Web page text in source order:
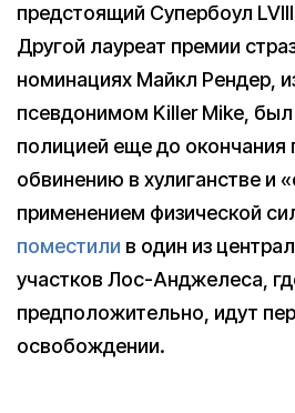
предстоящий Супербоул
Другой лауреат премии
номинациях Майкл Рендер,
псевдонимом Killer Mike, был
полицией еще до окончания
обвинению в хулиганстве и
применением физической
поместили в один из
участков Лос-Анджелеса,
предположительно, идут
освобождении.